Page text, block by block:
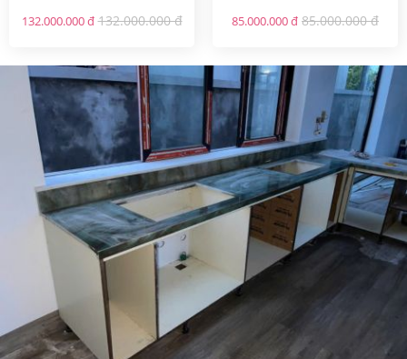
132.000.000 đ 132.000.000 đ 85.000.000 đ 85.000.000 đ